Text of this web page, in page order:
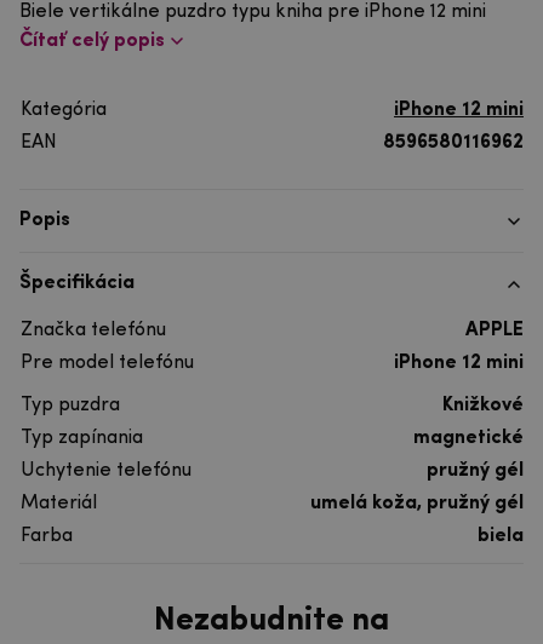
Biele vertikálne puzdro typu kniha pre iPhone 12 mini
Čítať celý popis
Kategória
iPhone 12 mini
EAN
8596580116962
Popis
Špecifikácia
Značka telefónu
APPLE
Pre model telefónu
iPhone 12 mini
Typ puzdra
Knižkové
Typ zapínania
magnetické
Uchytenie telefónu
pružný gél
Materiál
umelá koža, pružný gél
Farba
biela
Nezabudnite na